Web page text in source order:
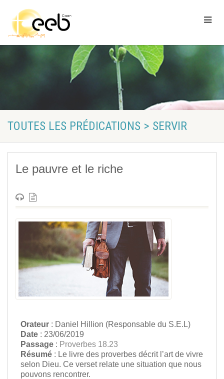
TOUTES LES PRÉDICATIONS > SERVIR
Le pauvre et le riche
Orateur : Daniel Hillion (Responsable du S.E.L)
Date : 23/06/2019
Passage : Proverbes 18.23
Résumé : Le livre des proverbes décrit l’art de vivre
selon Dieu. Ce verset relate une situation que nous
pouvons rencontrer.